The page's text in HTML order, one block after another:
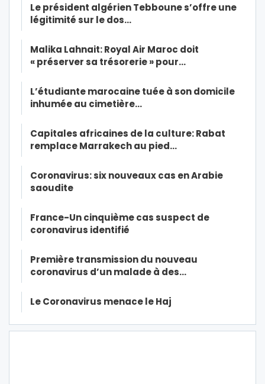
Le président algérien Tebboune s’offre une
légitimité sur le dos…
Malika Lahnait: Royal Air Maroc doit
« préserver sa trésorerie » pour…
L’étudiante marocaine tuée à son domicile
inhumée au cimetière…
Capitales africaines de la culture: Rabat
remplace Marrakech au pied…
Coronavirus: six nouveaux cas en Arabie
saoudite
France-Un cinquième cas suspect de
coronavirus identifié
Première transmission du nouveau
coronavirus d’un malade à des…
Le Coronavirus menace le Haj